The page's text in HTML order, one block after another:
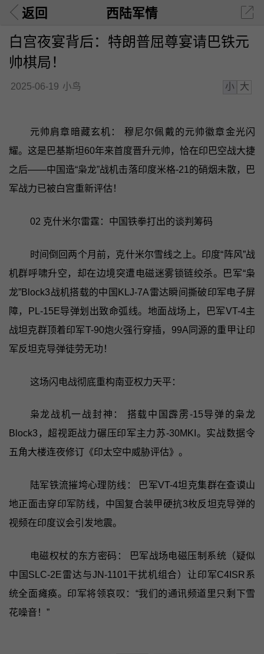
返回 西陆军情
白宫夜宴背后：特朗普屈尊宴请巴铁元
帅棋局！
2025-06-19 小鸟 小 大
元帅肩章暗藏玄机： 穆尼尔佩戴的元帅徽章金光闪
耀。这是巴基斯坦60年来首度晋升元帅，恰在印巴空战大捷
之后——中国造“枭龙”战机击落印度米格-21的硝烟未散，巴
军战力已被白宫重新评估！
02 克什米尔雷霆：中国铁拳打出的谈判筹码
时间倒回两个月前，克什米尔雪线之上。印度“阵风”战
机群呼啸升空，却在边境突遭电磁迷雾锁链绞杀。巴军“枭
龙”Block3战机搭载的中国KLJ-7A雷达瞬间撕破印军电子屏
障，PL-15E导弹划出致命弧线。地面战场上，巴军VT-4主
战坦克群顶着印军T-90炮火强行穿插，99A同源的重甲让印
军反坦克导弹徒劳无功！
这场闪电战彻底重构南亚权力天平：
枭龙战机一战封神： 搭载中国霹雳-15导弹的枭龙
Block3，超视距战力碾压印军主力苏-30MKI。实战数据令
五角大楼连夜修订《印太空中威胁评估》。
陆军铁流摧垮心理防线： 巴军VT-4坦克集群在查谟山
地正面击穿印军防线，中国复合装甲硬抗3枚反坦克导弹的
视频在印度议会引发地震。
电磁权杖的东方密码： 巴军战场电磁压制系统（疑似
中国SLC-2E雷达与JN-1101干扰机组合）让印军C4ISR系
统全面瘫痪。印军将领哀叹：“我们的通讯频道里只剩下雪
花噪音！”